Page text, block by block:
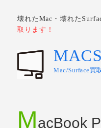
壊れたMac・壊れた
取ります！
Mac/Surface買
MacBook